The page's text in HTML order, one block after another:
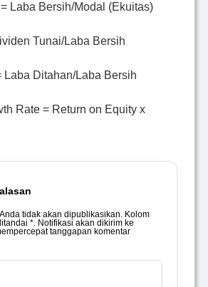
Laba Bersih/Modal (Ekuitas)
Tunai/Laba Bersih
Laba Ditahan/Laba Bersih
Rate = Return on Equity x
tidak akan dipublikasikan. Kolom
*. Notifikasi akan dikirim ke
tanggapan komentar